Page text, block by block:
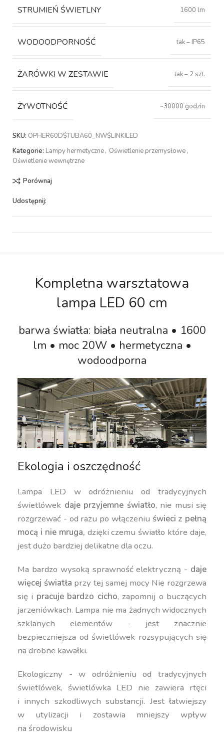
STRUMIEŃ ŚWIETLNY 1600 lm
WODOODPORNOŚĆ tak – IP65
ŻARÓWKI W ZESTAWIE tak – 2 szt.
ŻYWOTNOŚĆ ~30000 godzin
SKU: OPHER60D$TUBA60_NW$LINKILED
Kategorie: Lampy hermetyczne, Oświetlenie przemysłowe,
Oświetlenie wewnętrzne
Porównaj
Udostępnij:
Kompletna warsztatowa
lampa LED 60 cm
barwa światła: biała neutralna • 1600
lm • moc 20W • hermetyczna •
wodoodporna
Ekologia i oszczędność
Lampa LED w odróżnieniu od tradycyjnych
świetlówek daje przyjemne światło, nie musi się
rozgrzewać - od razu po włączeniu świeci z pełną
mocą i nie mruga, dzięki czemu światło które daje,
jest dużo bardziej delikatne dla oczu.
Ma bardzo wysoką sprawność elektryczną - daje
więcej światła przy tej samej mocy Nie rozgrzewa
się i pracuje bardzo cicho, zapomnij o buczących
jarzeniówkach. Lampa nie ma żadnych widocznych
szklanych elementów - jest znacznie
bezpieczniejsza od świetlówek rozsypujących się
na drobne kawałki.
Ekologiczny - w odróżnieniu od tradycyjnych
świetlówek, świetlówka LED nie zawiera rtęci
i innych szkodliwych substancji. Jest łatwiejszy
w utylizacji i zostawia mniejszy wpływ
na środowisku